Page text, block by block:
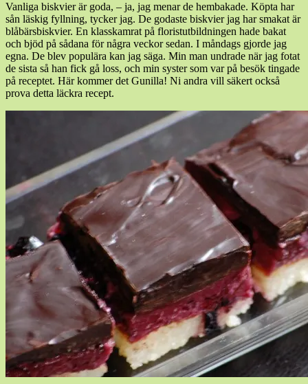
oktober,
201220
december,
2020
Vanliga biskvier är goda, – ja, jag menar de hembakade. Köpta har
sån läskig fyllning, tycker jag. De godaste biskvier jag har smakat är
blåbärsbiskvier. En klasskamrat på floristutbildningen hade bakat
och bjöd på sådana för några veckor sedan. I måndags gjorde jag
egna. De blev populära kan jag säga. Min man undrade när jag fotat
de sista så han fick gå loss, och min syster som var på besök tingade
på receptet. Här kommer det Gunilla! Ni andra vill säkert också
prova detta läckra recept.